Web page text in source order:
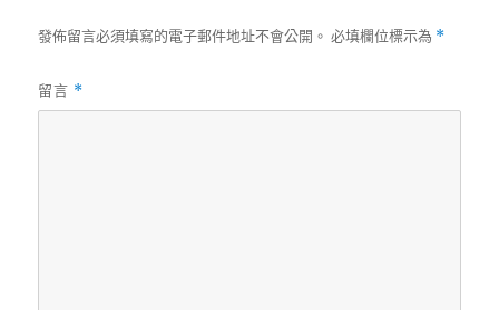
發佈留言必須填寫的電子郵件地址不會公開。 必填欄位標示為 *
留言 *